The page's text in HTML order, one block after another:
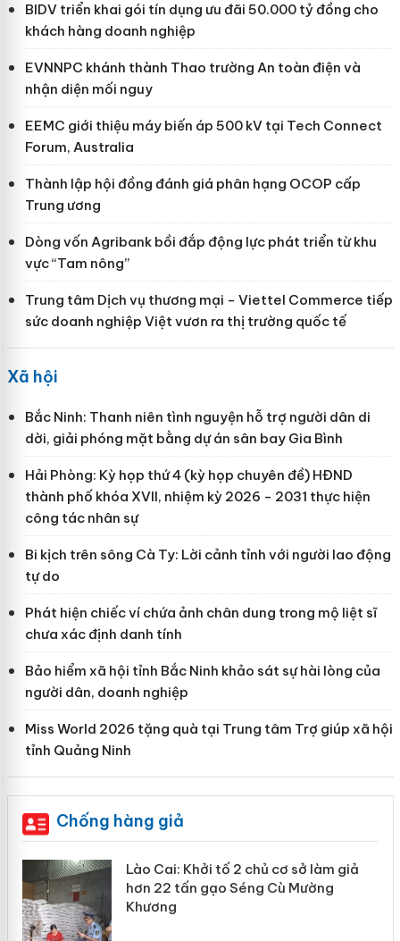
BIDV triển khai gói tín dụng ưu đãi 50.000 tỷ đồng cho
khách hàng doanh nghiệp
EVNNPC khánh thành Thao trường An toàn điện và
nhận diện mối nguy
EEMC giới thiệu máy biến áp 500 kV tại Tech Connect
Forum, Australia
Thành lập hội đồng đánh giá phân hạng OCOP cấp
Trung ương
Dòng vốn Agribank bồi đắp động lực phát triển từ khu
vực “Tam nông”
Trung tâm Dịch vụ thương mại - Viettel Commerce tiếp
sức doanh nghiệp Việt vươn ra thị trường quốc tế
Xã hội
Bắc Ninh: Thanh niên tình nguyện hỗ trợ người dân di
dời, giải phóng mặt bằng dự án sân bay Gia Bình
Hải Phòng: Kỳ họp thứ 4 (kỳ họp chuyên đề) HĐND
thành phố khóa XVII, nhiệm kỳ 2026 - 2031 thực hiện
công tác nhân sự
Bi kịch trên sông Cà Ty: Lời cảnh tỉnh với người lao động
tự do
Phát hiện chiếc ví chứa ảnh chân dung trong mộ liệt sĩ
chưa xác định danh tính
Bảo hiểm xã hội tỉnh Bắc Ninh khảo sát sự hài lòng của
người dân, doanh nghiệp
Miss World 2026 tặng quà tại Trung tâm Trợ giúp xã hội
tỉnh Quảng Ninh
Chống hàng giả
Lào Cai: Khởi tố 2 chủ cơ sở làm giả
hơn 22 tấn gạo Séng Cù Mường
Khương